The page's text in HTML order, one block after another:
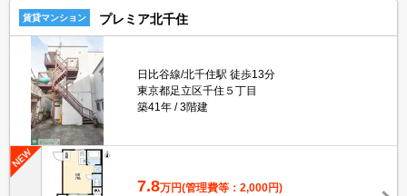
賃貸マンション プレミア北千住
日比谷線/北千住駅 徒歩13分
東京都足立区千住５丁目
築41年
3階建
7.8万円(管理費等：2,000円)